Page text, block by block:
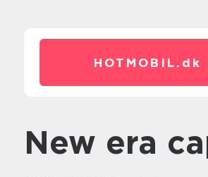
HOTMOBIL. dk
new era